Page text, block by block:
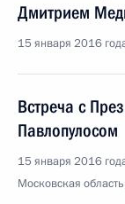
Дмитрием
15 января 2016
Встреча с
Павлопулосом
15 января 2016
Московская